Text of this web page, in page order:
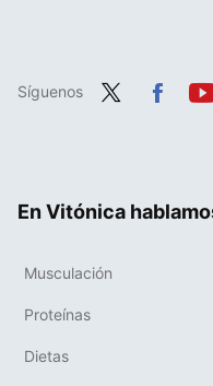
Síguenos
En Vitónica
Musculación
Proteínas
Dietas